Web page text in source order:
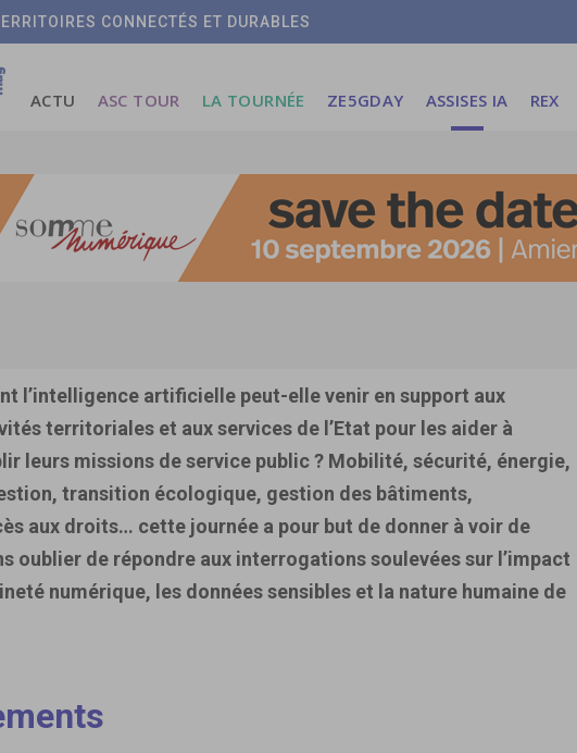
CONNECTÉS ET DURABLES
ACTU ASC TOUR LA TOURNÉE ZE5GDAY ASSISES IA REX
l’intelligence artificielle peut-elle venir en support aux
territoriales et aux services de l’Etat pour les aider à
leurs missions de service public ? Mobilité, sécurité, énergie,
transition écologique, gestion des bâtiments,
aux droits… cette journée a pour but de donner à voir de
oublier de répondre aux interrogations soulevées sur l’impact
numérique, les données sensibles et la nature humaine de